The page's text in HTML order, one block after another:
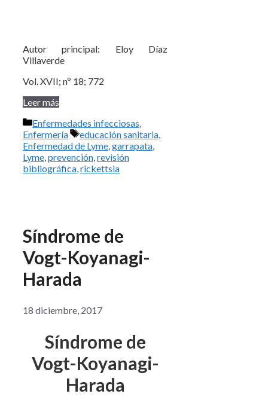
Autor principal: Eloy Díaz
Villaverde
Vol. XVII; nº 18; 772
Leer más
Categorías
Enfermedades infecciosas,
Enfermería
Etiquetas
educación sanitaria,
Enfermedad de Lyme,garrapata,
Lyme,prevención,revisión
bibliográfica,rickettsia
Síndrome de
Vogt-Koyanagi-
Harada
18 diciembre, 2017
Síndrome de
Vogt-Koyanagi-
Harada